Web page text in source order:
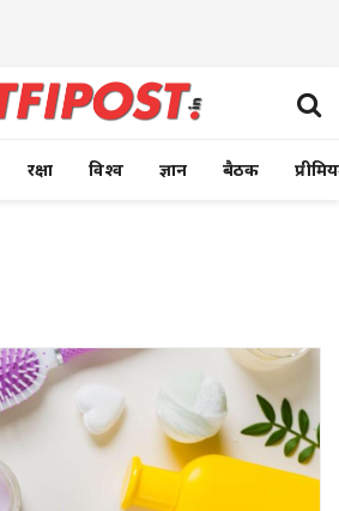
रक्षा विश्व ज्ञान बैठक